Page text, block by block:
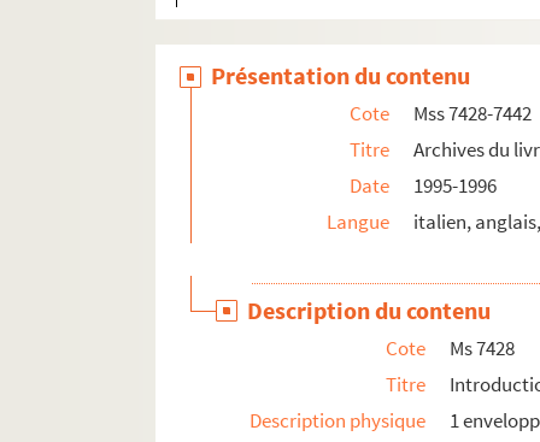
Présentation du contenu
Cote
Mss 7428-7442
Titre
Archives du
Date
1995-1996
Langue
italien,
Description du contenu
Cote
Ms 7428
Titre
Description physique
1